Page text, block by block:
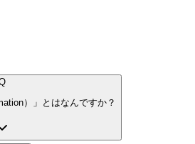
）」とはなんですか？